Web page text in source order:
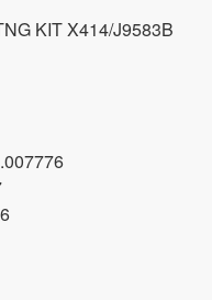
KIT X414/J9583B